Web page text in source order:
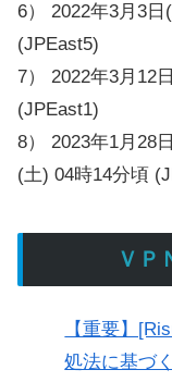
6） 2022年3月3日
(JPEast5)
7） 2022年3月12
(JPEast1)
8） 2023年1月28
(土) 04時14分頃
ＶＰ
【重要】
処法に基づ